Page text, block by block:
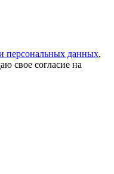
персональных данных,
свое согласие на